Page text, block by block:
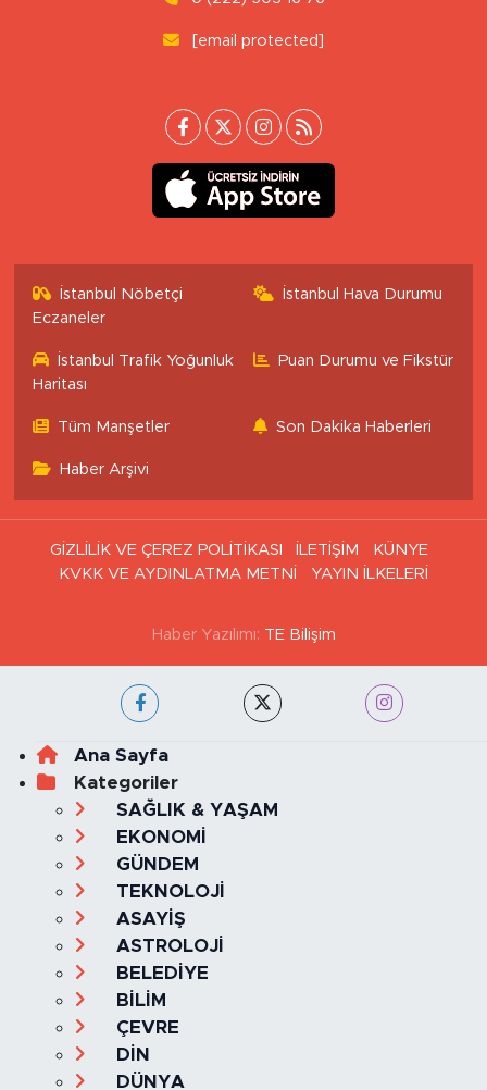
[email protected]
İstanbul Nöbetçi
Eczaneler
İstanbul Hava Durumu
İstanbul Trafik Yoğunluk
Haritası
Puan Durumu ve Fikstür
Tüm Manşetler Son Dakika Haberleri
Haber Arşivi
GİZLİLİK VE ÇEREZ POLİTİKASI İLETİŞİM
KÜNYE
KVKK VE AYDINLATMA METNİ
YAYIN İLKELERİ
Haber Yazılımı: TE Bilişim
Ana Sayfa
Kategoriler
SAĞLIK & YAŞAM
EKONOMİ
GÜNDEM
TEKNOLOJİ
ASAYİŞ
ASTROLOJİ
BELEDİYE
BİLİM
ÇEVRE
DİN
DÜNYA